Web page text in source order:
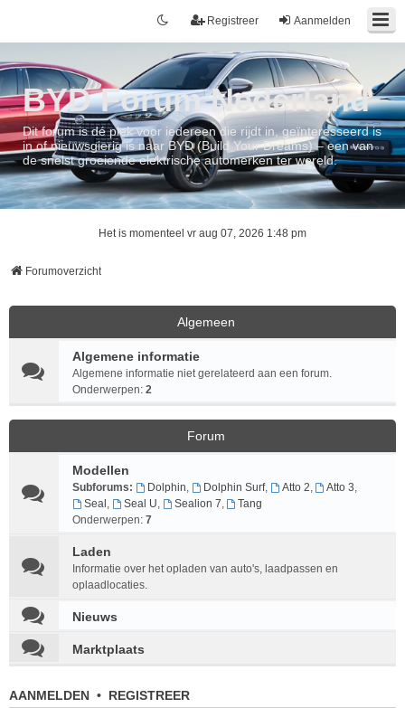
Aanmelden
Registreer
BYD Forum Nederland
Dit forum is dé plek voor iedereen die rijdt in, geïnteresseerd is
in of nieuwsgierig is naar BYD (Build Your Dreams) – een van
de snelst groeiende elektrische automerken ter wereld.
Het is momenteel vr aug 07, 2026 1:48 pm
Forumoverzicht
Algemeen
Algemene informatie
Algemene informatie niet gerelateerd aan een forum.
Onderwerpen: 2
Forum
Modellen
Subforums: Dolphin, Dolphin Surf, Atto 2, Atto 3,
Seal , Seal U, Sealion 7,
Tang
Onderwerpen: 7
Laden
Informatie over het opladen van auto's, laadpassen en
oplaadlocaties.
Nieuws
Marktplaats
AANMELDEN • REGISTREER